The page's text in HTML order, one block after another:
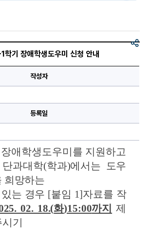
공
기 장애학생도우미 신청 안내
작성자
등록일
애학생도우미를 지원하고
단과대학(학과)에서는 도우
희망하는
는 경우 [붙임 1]자료를 작
02. 18.(화)15:00까지 제
기